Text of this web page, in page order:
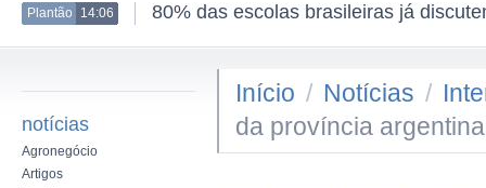
Plantão 14:06 80% das escolas brasileiras já
notícias
Agronegócio
Artigos
Início / Notícias /
da província